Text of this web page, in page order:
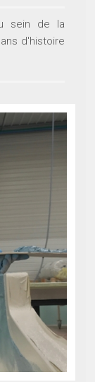
sein de la
d'histoire